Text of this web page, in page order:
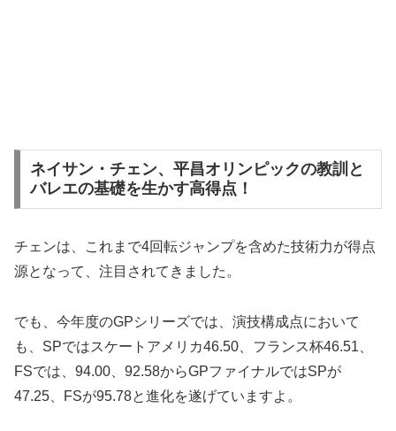
ネイサン・チェン、平昌オリンピックの教訓と
バレエの基礎を生かす高得点！
チェンは、これまで4回転ジャンプを含めた技術力が得点
源となって、注目されてきました。
でも、今年度のGPシリーズでは、演技構成点において
も、SPではスケートアメリカ46.50、フランス杯46.51、
FSでは、94.00、92.58からGPファイナルではSPが
47.25、FSが95.78と進化を遂げていますよ。